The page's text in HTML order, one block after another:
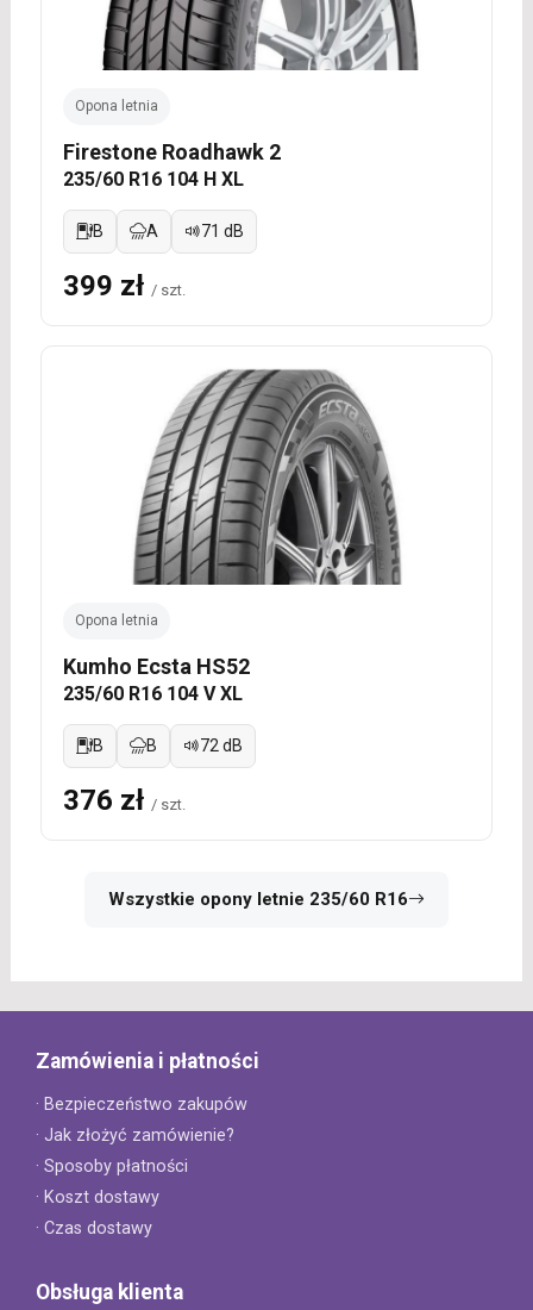
Opona letnia
Firestone Roadhawk 2
235/60 R16 104 H XL
B A 71 dB
399 zł / szt.
Opona letnia
Kumho Ecsta HS52
235/60 R16 104 V XL
B B 72 dB
376 zł / szt.
Wszystkie opony letnie 235/60 R16
Zamówienia i płatności
· Bezpieczeństwo zakupów
· Jak złożyć zamówienie?
· Sposoby płatności
· Koszt dostawy
· Czas dostawy
Obsługa klienta